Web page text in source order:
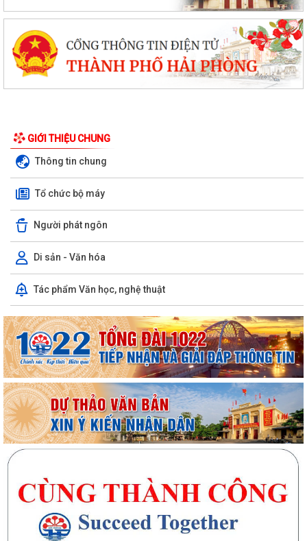
GIỚI THIỆU CHUNG
Thông tin chung
Tổ chức bộ máy
Người phát ngôn
Di sản - Văn hóa
Tác phẩm Văn học, nghệ thuật